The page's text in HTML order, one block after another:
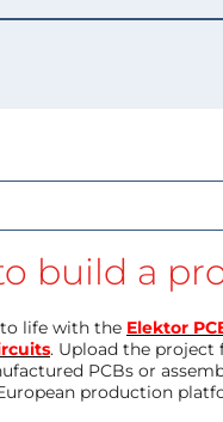
build a
life with the Elektor
. Upload the project
PCBs or
production